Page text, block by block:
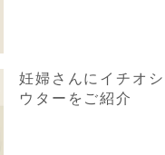
妊婦さんにイチオ
ウターをご紹介